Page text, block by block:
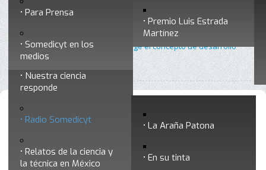
Premio Luis Estrada
Martínez
Ciencia y Tecnología
Nuestra ciencia
responde
Radio Somedicyt La Araña Patona
En su tinta
Relatos de la ciencia y
la técnica en México
Para Prensa
Somedicyt en los
medios
Contacto
Radio Somedicyt •
Nuestras voces
Nuestras voces 20 - Cómo surge el concepto de desarrollo
sustentable
Nuestras voces 20 - Cómo surge el
concepto de desarrollo sustentable